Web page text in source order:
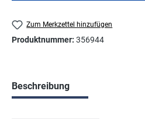
Zum Merkzettel hinzufügen
Produktnummer: 356944
Beschreibung